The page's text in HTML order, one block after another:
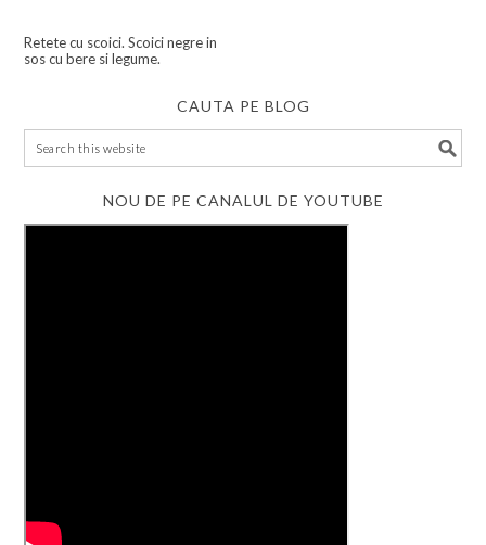
Retete cu scoici. Scoici negre in
sos cu bere si legume.
CAUTA PE BLOG
NOU DE PE CANALUL DE YOUTUBE